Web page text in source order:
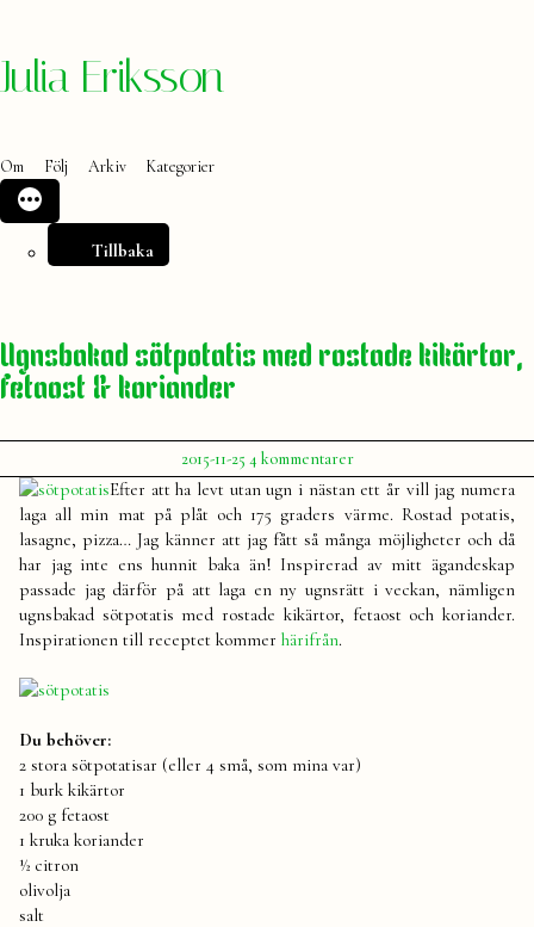
Hoppa
Julia Eriksson
Om Följ Arkiv Kategorier
Tillbaka
Ugnsbakad sötpotatis med rostade kikärtor,
fetaost & koriander
Publicerat
av
Julia
2015-11-25 4 kommentarertill
Ugnsbakad
med
rostade
kikärtor,
fetaost
&
Efter att ha levt utan ugn i nästan ett år vill jag numera
laga all min mat på plåt och 175 graders värme. Rostad potatis,
lasagne, pizza… Jag känner att jag fått så många möjligheter och då
har jag inte ens hunnit baka än! Inspirerad av mitt ägandeskap
passade jag därför på att laga en ny ugnsrätt i veckan, nämligen
ugnsbakad sötpotatis med rostade kikärtor, fetaost och koriander.
Inspirationen till receptet kommer härifrån.
Du behöver:
2 stora sötpotatisar (eller 4 små, som mina var)
1 burk kikärtor
200 g fetaost
1 kruka koriander
½ citron
olivolja
salt